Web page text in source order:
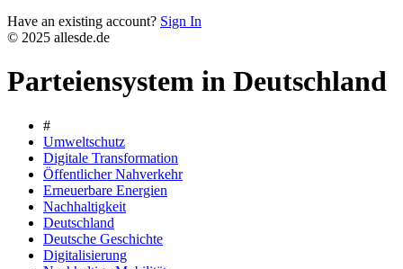
Have an existing account? Sign In
© 2025 allesde.de
Parteiensystem in Deutschland
#
Umweltschutz
Digitale Transformation
Öffentlicher Nahverkehr
Erneuerbare Energien
Nachhaltigkeit
Deutschland
Deutsche Geschichte
Digitalisierung